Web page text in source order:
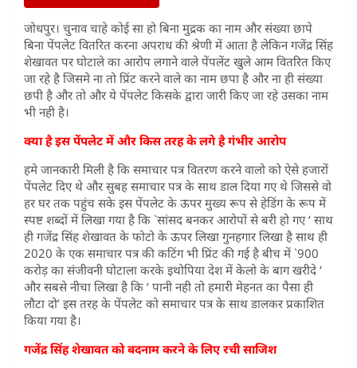
जोधपुर। चुनाव चाहे कोई सा हो बिना मुद्रक का नाम और संख्या छापे
बिना पेंपलेट वितरित करना अपराध की श्रेणी में आता है लेकिन गजेंद्र सिंह
शेखावत पर घोटाले का आरोप लगाने वाले पेंपलेंट खुले आम वितरित किए
जा रहे है जिसमे ना तो प्रिंट करने वाले का नाम छपा है और ना ही संख्या
छपी है और तो और ये पेंपलेट किसके द्वारा जारी किए जा रहे उसका नाम
भी नही है।
क्या है इस पेंपलेट में और किस तरह के लगे है गंभीर आरोप
हमे जानकारी मिली है कि समाचार पत्र वितरण करने वालो को ऐसे हजारों
पेंपलेट दिए थे और सुबह समाचार पत्र के साथ डाल दिया गए थे जिससे वो
हर घर तक पहुंच सके इस पेंपलेट के ऊपर मुख्य रूप से हेडिंग के रूप में
स्पष्ट शब्दों में लिखा गया है कि `सांसद बनकर आरोपों से बरी हो गए ‘ साथ
ही गजेंद्र सिंह शेखावत के फोटो के ऊपर लिखा गुनहगार लिखा है साथ ही
2020 के एक समाचार पत्र की कटिंग भी प्रिंट की गई है बीच में `900
करोड़ का संजीवनी घोटाला करके इथोपिया देश में केलो के बाग खरीदे ‘
और सबसे नीचा लिखा है कि ‘ पानी नही तो हमारी मेहनत का पैसा ही
लौटा दो’ इस तरह के पेंपलेट को समाचार पत्र के साथ डालकर प्रकाशित
किया गया है।
गजेंद्र सिंह शेखावत को बदनाम करने के लिए रची साजिश